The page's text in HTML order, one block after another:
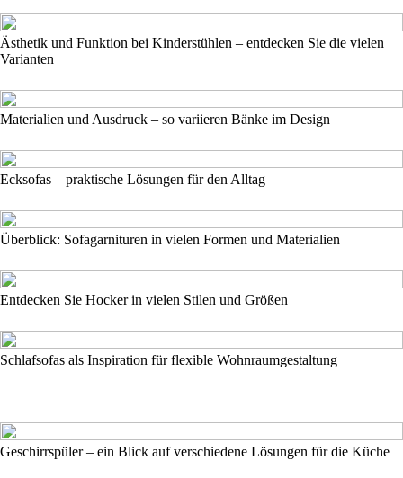
Ästhetik und Funktion bei Kinderstühlen – entdecken Sie die vielen
Varianten
Materialien und Ausdruck – so variieren Bänke im Design
Ecksofas – praktische Lösungen für den Alltag
Überblick: Sofagarnituren in vielen Formen und Materialien
Entdecken Sie Hocker in vielen Stilen und Größen
Schlafsofas als Inspiration für flexible Wohnraumgestaltung
Geschirrspüler – ein Blick auf verschiedene Lösungen für die Küche